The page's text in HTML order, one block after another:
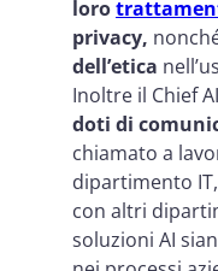
loro
privacy,
dell’etica
Inoltre il Chief
doti di
chiamato a
dipartimento
con altri
soluzioni AI